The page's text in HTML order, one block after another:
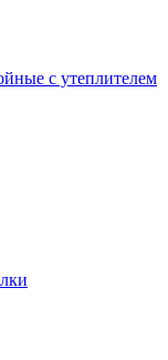
с утеплителем